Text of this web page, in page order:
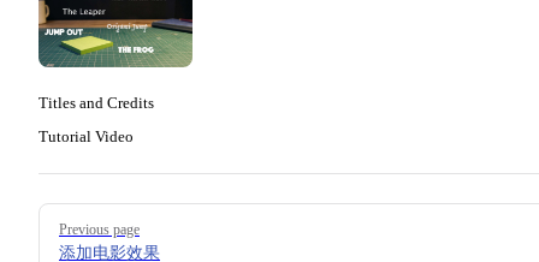
Titles and Credits
Tutorial Video
Pager
Previous page
添加电影效果